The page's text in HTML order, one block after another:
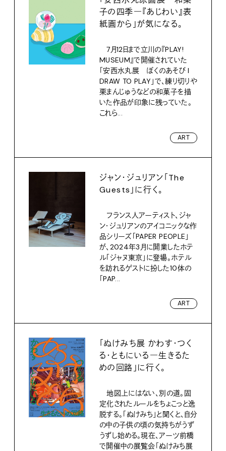
子の四季―『あじわい』表
紙画から」が気になる。
7月12日まで立川の『PLAY!
MUSEUM』で開催されていた
「安西水丸展 ぼくのあそび I
DRAW TO PLAY」で、練り切りや
栗まんじゅうなどの和菓子を描
いた作品が印象に残っていた。
これら...
ART
ジャン・ジュリアン「The
Guests」に行く。
フランス人アーティスト、ジャ
ン・ジュリアンのアイコニックな作
品シリーズ「PAPER PEOPLE」
が、2024年3月に開業したホテ
ル「ジャヌ東京」に登場。ホテル
を訪れるゲストに扮した10体の
「PAP...
ART
「ぬけみち展 かわす・つく
る・ともにいる―生きるた
めの回路」に行く。
地図上にはない、別の道。固
定化されたルールをちょこっと逸
脱する。「ぬけみち」と聞くと、自分
の中の子供の頃の気持ちがうず
うずし始める。現在、アーツ前橋
で開催中の展覧会「ぬけみち展